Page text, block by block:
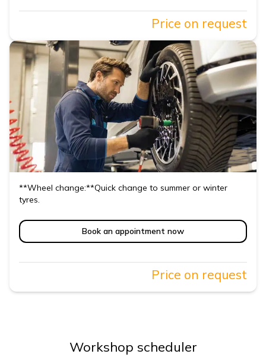
Price on request
**Wheel change:**Quick change to summer or winter
tyres.
Book an appointment now
Price on request
Workshop scheduler